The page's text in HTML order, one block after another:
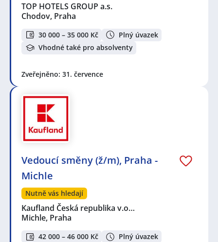
TOP HOTELS GROUP a.s.
Chodov, Praha
30 000 – 35 000 Kč
Plný úvazek
Vhodné také pro absolventy
Zveřejněno: 31. července
Vedoucí směny (ž/m), Praha -
Michle
Nutně vás hledají
Kaufland Česká republika v.o…
Michle, Praha
42 000 – 46 000 Kč Plný úvazek